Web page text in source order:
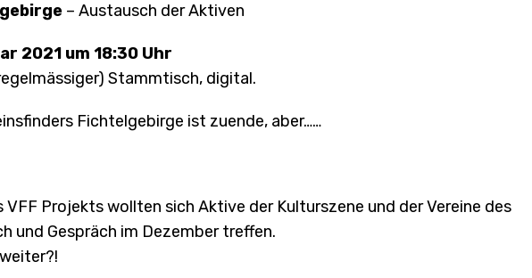
– Austausch der Aktiven
2021 um 18:30 Uhr
Stammtisch, digital.
Fichtelgebirge ist zuende, aber……
VFF Projekts wollten sich Aktive der Kulturszene und der Vereine des
und Gespräch im Dezember treffen.